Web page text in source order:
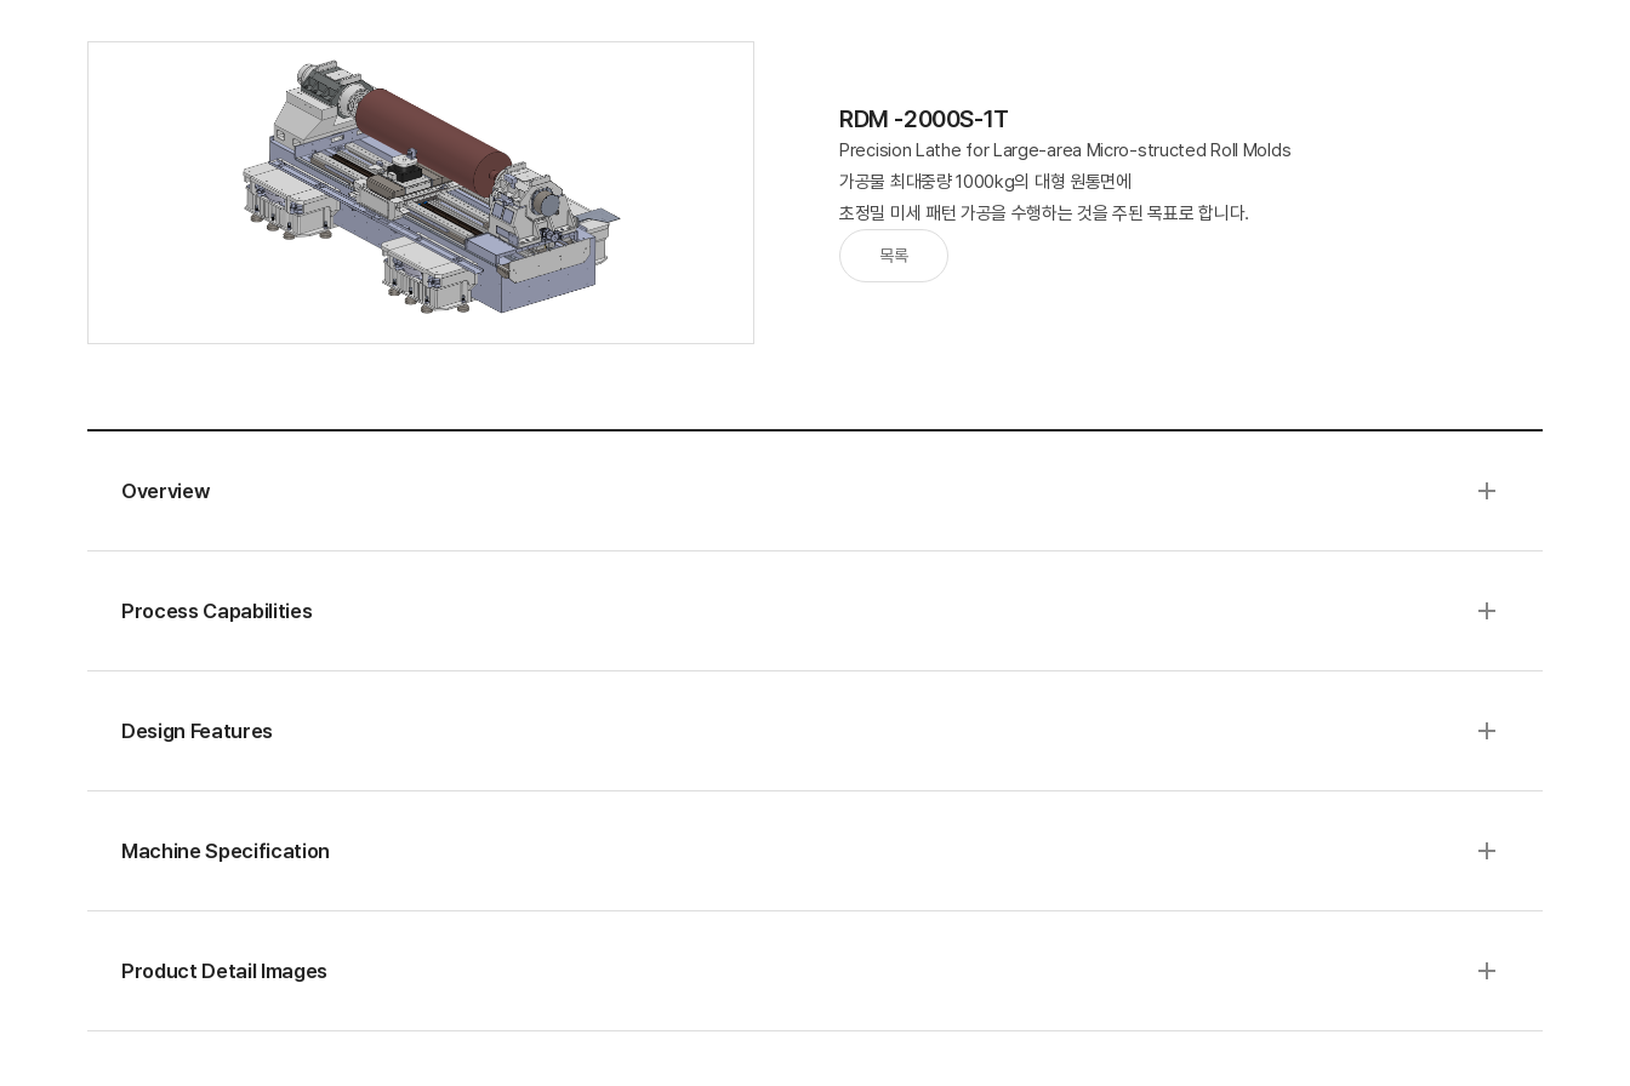
RDM -2000S-1T
Precision Lathe for Large-area Micro-structed Roll Molds
가공물 최대중량 1000kg의 대형 원통면에
초정밀 미세 패턴 가공을 수행하는 것을 주된 목표로 합니다.
목록
Overview
Process Capabilities
Design Features
Machine Specification
Product Detail Images